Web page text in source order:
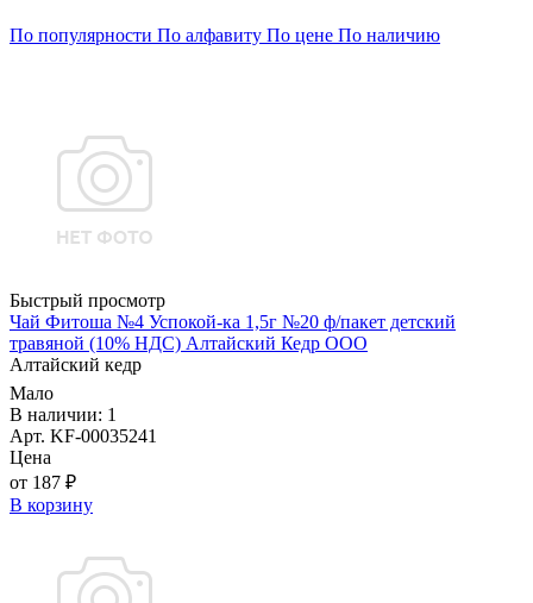
По популярности По алфавиту По цене По наличию
Быстрый просмотр
Чай Фитоша №4 Успокой-ка 1,5г №20 ф/пакет детский
травяной (10% НДС) Алтайский Кедр ООО
Алтайский кедр
Мало
В наличии: 1
Арт. KF-00035241
Цена
от 187 ₽
В корзину